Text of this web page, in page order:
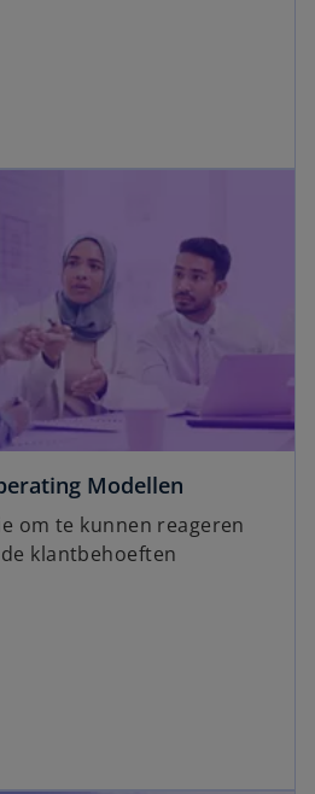
Modellen
om te kunnen reageren
klantbehoeften